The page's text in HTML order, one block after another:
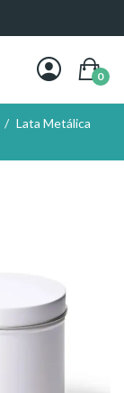
0
Lata Metálica